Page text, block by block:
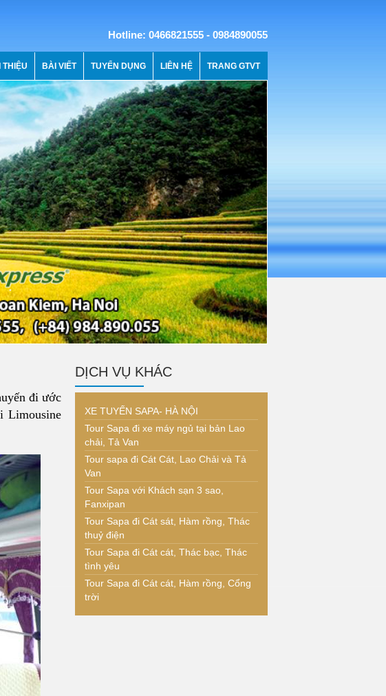
Hotline: 0466821555 - 0984890055
THIỆU BÀI VIẾT TUYỂN DỤNG LIÊN HỆ TRANG GTVT
đi ước
Limousine
DỊCH VỤ KHÁC
XE TUYẾN SAPA- HÀ NỘI
Tour Sapa đi xe máy ngủ tại bản Lao
chải, Tả Van
Tour sapa đi Cát Cát, Lao Chải và Tả
Van
Tour Sapa với Khách sạn 3 sao,
Fanxipan
Tour Sapa đi Cát sát, Hàm rồng, Thác
thuỷ điện
Tour Sapa đi Cát cát, Thác bạc, Thác
tình yêu
Tour Sapa đi Cát cát, Hàm rồng, Cổng
trời